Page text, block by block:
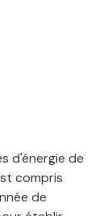
d'énergie de
compris
de